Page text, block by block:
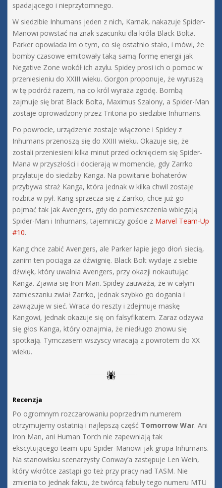
spadającego i nieprzytomnego.
W siedzibie Inhumans jeden z nich, Karnak, nakazuje Spider-
Manowi powstać na znak szacunku dla króla Black Bolta.
Parker opowiada im o tym, co się ostatnio stało, i mówi, że
bomby czasowe emitowały taką samą formę energii jak
Negative Zone wokół ich azylu. Spidey prosi ich o pomoc w
przeniesieniu do XXIII wieku. Gorgon proponuje, że wyruszą
w tę podróż razem, na co król wyraża zgodę. Bombą
zajmuje się brat Black Bolta, Maximus Szalony, a Spider-Man
zostaje oprowadzony przez Tritona po siedzibie Inhumans.
Po powrocie, urządzenie zostaje włączone i Spidey z
Inhumans przenoszą się do XXIII wieku. Okazuje się, że
zostali przeniesieni kilka minut przed ocknięciem się Spider-
Mana w przyszłości i docierają w momencie, gdy Zarrko
przylatuje do siedziby Kanga. Na powitanie bohaterów
przybywa straż Kanga, która jednak w kilka chwil zostaje
rozbita w pył. Kang sprzecza się z Zarrko, chce już go
pojmać tak jak Avengers, gdy do pomieszczenia wbiegają
Spider-Man i Inhumans, tajemniczy goście z Marvel Team-Up
#10.
Kang chce zabić Avengers, ale Parker łapie jego dłoń siecią,
zanim ten pociąga za dźwignię. Black Bolt wydaje z siebie
dźwięk, który uwalnia Avengers, przy okazji nokautując
Kanga. Zjawia się Iron Man. Spidey zauważa, że w całym
zamieszaniu zwiał Zarrko, jednak szybko go dogania i
zawiązuje w sieć. Wraca do reszty i zdejmuje maskę
Kangowi, jednak okazuje się on falsyfikatem. Zaraz odzywa
się głos Kanga, który oznajmia, że niedługo znowu się
spotkają. Tymczasem wszyscy wracają z powrotem do XX
wieku.
Recenzja
Po ogromnym rozczarowaniu poprzednim numerem
otrzymujemy ostatnią i najlepszą część Tomorrow War. Ani
Iron Man, ani Human Torch nie zapewniają tak
ekscytującego team-upu Spider-Manowi jak grupa Inhumans.
Na stanowisku scenarzysty Conway’a zastępuje Len Wein,
który wkrótce zastąpi go też przy pracy nad TASM. Nie
zmienia to jednak faktu, że twórcą fabuły tego numeru MTU